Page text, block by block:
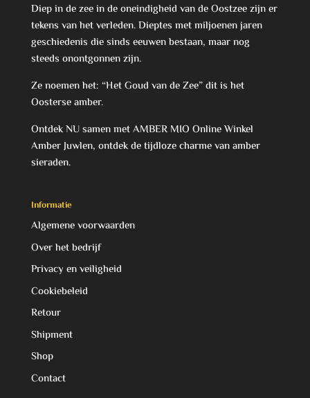
Diep in de zee in de oneindigheid van de Oostzee zijn er
tekens van het verleden. Dieptes met miljoenen jaren
geschiedenis die sinds eeuwen bestaan, maar nog
steeds onontgonnen zijn.
Ze noemen het: “Het Goud van de Zee” dit is het
Oosterse amber.
Ontdek NU samen met AMBER MIO Online Winkel
Amber Juwlen, ontdek de tijdloze charme van amber
sieraden.
Informatie
Algemene voorwaarden
Over het bedrijf
Privacy en veiligheid
Cookiebeleid
Retour
Shipment
Shop
Contact